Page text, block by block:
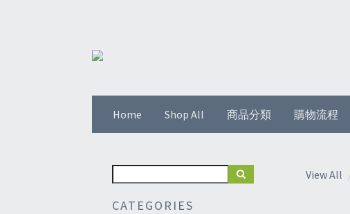
Home Shop All 商品分類 購物流程
CATEGORIES
View All